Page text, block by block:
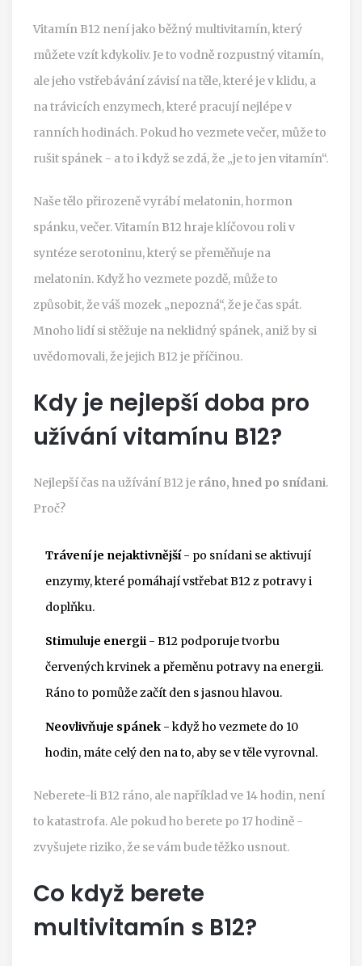
Vitamín B12 není jako běžný multivitamín, který
můžete vzít kdykoliv. Je to vodně rozpustný vitamín,
ale jeho vstřebávání závisí na těle, které je v klidu, a
na trávicích enzymech, které pracují nejlépe v
ranních hodinách. Pokud ho vezmete večer, může to
rušit spánek - a to i když se zdá, že „je to jen vitamín“.
Naše tělo přirozeně vyrábí melatonin, hormon
spánku, večer. Vitamín B12 hraje klíčovou roli v
syntéze serotoninu, který se přeměňuje na
melatonin. Když ho vezmete pozdě, může to
způsobit, že váš mozek „nepozná“, že je čas spát.
Mnoho lidí si stěžuje na neklidný spánek, aniž by si
uvědomovali, že jejich B12 je příčinou.
Kdy je nejlepší doba pro
užívání vitamínu B12?
Nejlepší čas na užívání B12 je ráno, hned po snídani.
Proč?
Trávení je nejaktivnější- po snídani se aktivují
enzymy, které pomáhají vstřebat B12 z potravy i
doplňku.
Stimuluje energii - B12 podporuje tvorbu
červených krvinek a přeměnu potravy na energii.
Ráno to pomůže začít den s jasnou hlavou.
Neovlivňuje spánek - když ho vezmete do 10
hodin, máte celý den na to, aby se v těle vyrovnal.
Neberete-li B12 ráno, ale například ve 14 hodin, není
to katastrofa. Ale pokud ho berete po 17 hodině -
zvyšujete riziko, že se vám bude těžko usnout.
Co když berete
multivitamín s B12?